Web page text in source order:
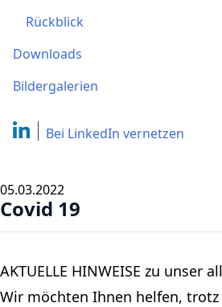
Rückblick
Downloads
Bildergalerien
Bei LinkedIn vernetzen
05.03.2022
Covid 19
AKTUELLE HINWEISE zu unser
Wir möchten Ihnen helfen, trotz